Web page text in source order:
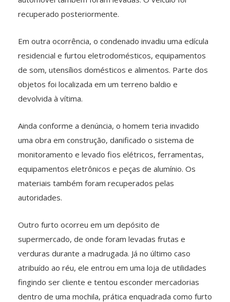
recuperado posteriormente.
Em outra ocorrência, o condenado invadiu uma edícula
residencial e furtou eletrodomésticos, equipamentos
de som, utensílios domésticos e alimentos. Parte dos
objetos foi localizada em um terreno baldio e
devolvida à vítima.
Ainda conforme a denúncia, o homem teria invadido
uma obra em construção, danificado o sistema de
monitoramento e levado fios elétricos, ferramentas,
equipamentos eletrônicos e peças de alumínio. Os
materiais também foram recuperados pelas
autoridades.
Outro furto ocorreu em um depósito de
supermercado, de onde foram levadas frutas e
verduras durante a madrugada. Já no último caso
atribuído ao réu, ele entrou em uma loja de utilidades
fingindo ser cliente e tentou esconder mercadorias
dentro de uma mochila, prática enquadrada como furto